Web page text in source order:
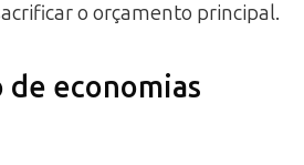
o orçamento principal.
de economias